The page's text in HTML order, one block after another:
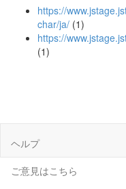
https://
char/ja/ (1)
https://
(1)
ヘルプ
ご意見はこちら